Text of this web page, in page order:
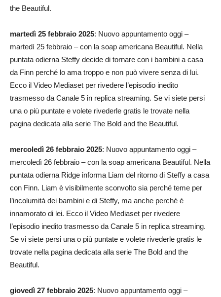
the Beautiful.
martedì 25 febbraio 2025: Nuovo appuntamento oggi –
martedì 25 febbraio – con la soap americana Beautiful. Nella
puntata odierna Steffy decide di tornare con i bambini a casa
da Finn perché lo ama troppo e non può vivere senza di lui.
Ecco il Video Mediaset per rivedere l’episodio inedito
trasmesso da Canale 5 in replica streaming. Se vi siete persi
una o più puntate e volete rivederle gratis le trovate nella
pagina dedicata alla serie The Bold and the Beautiful.
mercoledì 26 febbraio 2025: Nuovo appuntamento oggi –
mercoledì 26 febbraio – con la soap americana Beautiful. Nella
puntata odierna Ridge informa Liam del ritorno di Steffy a casa
con Finn. Liam è visibilmente sconvolto sia perché teme per
l’incolumità dei bambini e di Steffy, ma anche perché è
innamorato di lei. Ecco il Video Mediaset per rivedere
l’episodio inedito trasmesso da Canale 5 in replica streaming.
Se vi siete persi una o più puntate e volete rivederle gratis le
trovate nella pagina dedicata alla serie The Bold and the
Beautiful.
giovedì 27 febbraio 2025: Nuovo appuntamento oggi –